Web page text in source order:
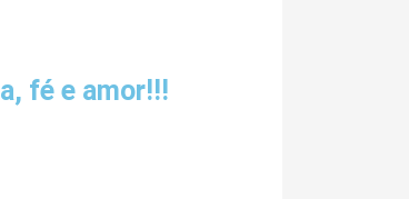
fé e amor!!!